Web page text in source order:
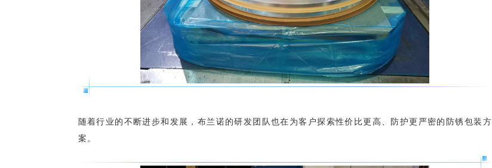
随着行业的不断进步和发展，布兰诺的研发团队也在为客户探索性价比更高、防护更严密的防锈包装方
案。